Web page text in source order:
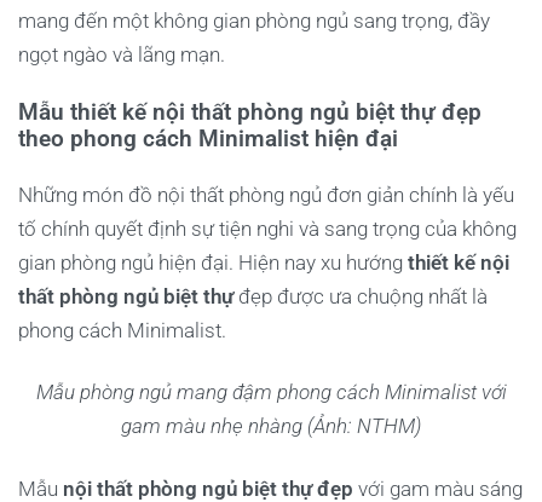
mang đến một không gian phòng ngủ sang trọng, đầy
ngọt ngào và lãng mạn.
Mẫu thiết kế nội thất phòng ngủ biệt thự đẹp
theo phong cách Minimalist hiện đại
Những món đồ nội thất phòng ngủ đơn giản chính là yếu
tố chính quyết định sự tiện nghi và sang trọng của không
gian phòng ngủ hiện đại. Hiện nay xu hướng thiết kế nội
thất phòng ngủ biệt thựđẹp được ưa chuộng nhất là
phong cách Minimalist.
Mẫu phòng ngủ mang đậm phong cách Minimalist với
gam màu nhẹ nhàng (Ảnh: NTHM)
Mẫu nội thất phòng ngủ biệt thự đẹp với gam màu sáng